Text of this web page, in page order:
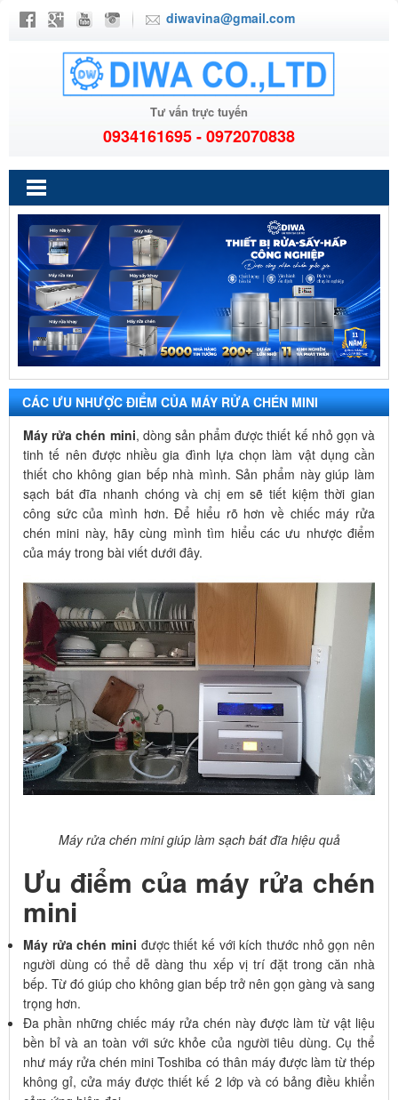
diwavina@gmail.com
Tư vấn trực tuyến
0934161695 - 0972070838
CÁC ƯU NHƯỢC ĐIỂM CỦA MÁY RỬA CHÉN MINI
Máy rửa chén mini, dòng sản phẩm được thiết kế nhỏ gọn và
tinh tế nên được nhiều gia đình lựa chọn làm vật dụng cần
thiết cho không gian bếp nhà mình. Sản phẩm này giúp làm
sạch bát đĩa nhanh chóng và chị em sẽ tiết kiệm thời gian
công sức của mình hơn. Để hiểu rõ hơn về chiếc máy rửa
chén mini này, hãy cùng mình tìm hiểu các ưu nhược điểm
của máy trong bài viết dưới đây.
Máy rửa chén mini giúp làm sạch bát đĩa hiệu quả
Ưu điểm của máy rửa chén
mini
Máy rửa chén mini được thiết kế với kích thước nhỏ gọn nên
người dùng có thể dễ dàng thu xếp vị trí đặt trong căn nhà
bếp. Từ đó giúp cho không gian bếp trở nên gọn gàng và sang
trọng hơn.
Đa phần những chiếc máy rửa chén này được làm từ vật liệu
bền bỉ và an toàn với sức khỏe của người tiêu dùng. Cụ thể
như máy rửa chén mini Toshiba có thân máy được làm từ thép
không gỉ, cửa máy được thiết kế 2 lớp và có bảng điều khiển